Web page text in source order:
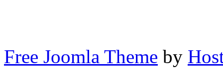
Free Joomla Theme by